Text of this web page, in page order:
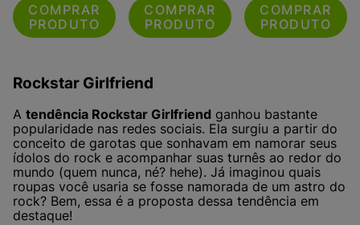
COMPRAR
PRODUTO
COMPRAR
PRODUTO
COMPRAR
PRODUTO
Rockstar Girlfriend
A tendência Rockstar Girlfriend ganhou bastante
popularidade nas redes sociais. Ela surgiu a partir do
conceito de garotas que sonhavam em namorar seus
ídolos do rock e acompanhar suas turnês ao redor do
mundo (quem nunca, né? hehe). Já imaginou quais
roupas você usaria se fosse namorada de um astro do
rock? Bem, essa é a proposta dessa tendência em
destaque!